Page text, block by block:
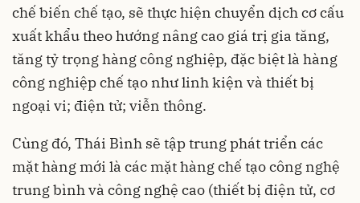
chế biến chế tạo, sẽ thực hiện chuyển dịch cơ cấu
xuất khẩu theo hướng nâng cao giá trị gia tăng,
tăng tỷ trọng hàng công nghiệp, đặc biệt là hàng
công nghiệp chế tạo như linh kiện và thiết bị
ngoại vi; điện tử; viễn thông.
Cùng đó, Thái Bình sẽ tập trung phát triển các
mặt hàng mới là các mặt hàng chế tạo công nghệ
trung bình và công nghệ cao (thiết bị điện tử, cơ